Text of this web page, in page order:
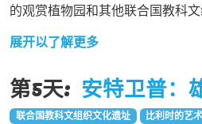
的观赏植物园和其他联合国教科文
展开以了解更多
第5天: 安特卫普：
联合国教科文组织文化遗址 比利时的艺